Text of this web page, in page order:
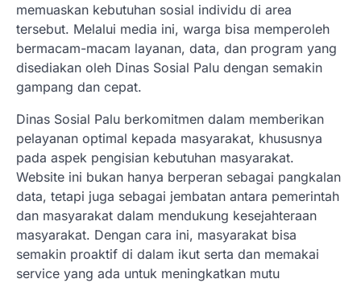
memuaskan kebutuhan sosial individu di area
tersebut. Melalui media ini, warga bisa memperoleh
bermacam-macam layanan, data, dan program yang
disediakan oleh Dinas Sosial Palu dengan semakin
gampang dan cepat.
Dinas Sosial Palu berkomitmen dalam memberikan
pelayanan optimal kepada masyarakat, khususnya
pada aspek pengisian kebutuhan masyarakat.
Website ini bukan hanya berperan sebagai pangkalan
data, tetapi juga sebagai jembatan antara pemerintah
dan masyarakat dalam mendukung kesejahteraan
masyarakat. Dengan cara ini, masyarakat bisa
semakin proaktif di dalam ikut serta dan memakai
service yang ada untuk meningkatkan mutu